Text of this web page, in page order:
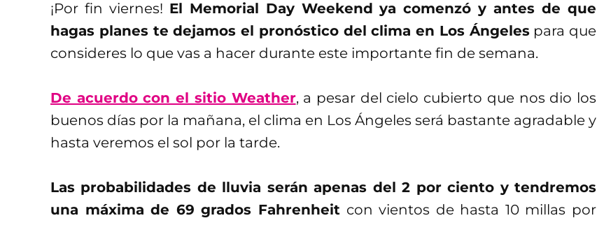
¡Por fin viernes! El Memorial Day Weekend ya comenzó y antes de que
hagas planes te dejamos el pronóstico del clima en Los Ángelespara que
consideres lo que vas a hacer durante este importante fin de semana.
De acuerdo con el sitio Weather, a pesar del cielo cubierto que nos dio los
buenos días por la mañana, el clima en Los Ángeles será bastante agradable y
hasta veremos el sol por la tarde.
Las probabilidades de lluvia serán apenas del 2 por ciento y tendremos
una máxima de 69 grados Fahrenheitcon vientos de hasta 10 millas por